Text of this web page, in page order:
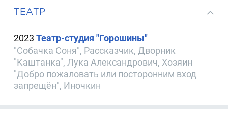
ТЕАТР
2023Театр-студия "Горошины"
"Собачка Соня", Рассказчик, Дворник
"Каштанка", Лука Александрович, Хозяин
"Добро пожаловать или посторонним вход
запрещён", Иночкин